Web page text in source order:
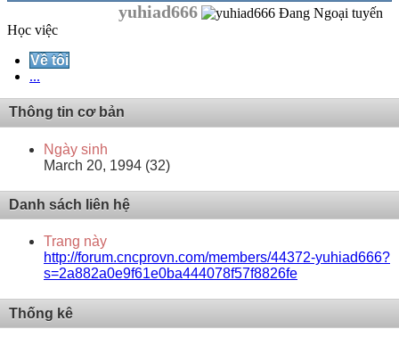
yuhiad666
Học việc
Về tôi
...
Thông tin cơ bản
Ngày sinh
March 20, 1994 (32)
Danh sách liên hệ
Trang này
http://forum.cncprovn.com/members/44372-yuhiad666?
s=2a882a0e9f61e0ba444078f57f8826fe
Thống kê